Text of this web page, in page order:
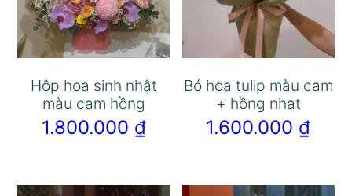
Hộp hoa sinh nhật
màu cam hồng
1.800.000 ₫
Bó hoa tulip màu cam
+ hồng nhạt
1.600.000 ₫